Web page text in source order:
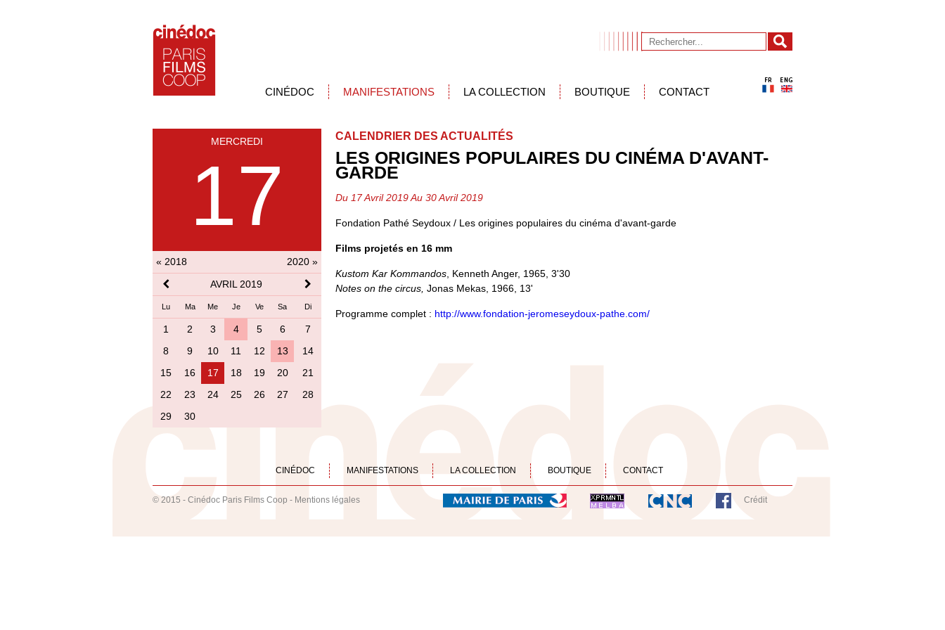
CINÉDOC MANIFESTATIONS LA COLLECTION BOUTIQUE CONTACT
MERCREDI
17
« 2018
2020 »
AVRIL 2019
Lu Ma Me Je Ve Sa Di
1 2 3 4 5 6
7
8
9 10 11 12 13
14
15
16 17 18 19 20
21
22
23 24 25 26 27
28
29
30
CALENDRIER DES ACTUALITÉS
LES ORIGINES POPULAIRES DU CINÉMA D'AVANT-
GARDE
Du 17 Avril 2019 Au 30 Avril 2019
Fondation Pathé Seydoux / Les origines populaires du cinéma d'avant-garde
Films projetés en 16 mm
Kustom Kar Kommandos , Kenneth Anger, 1965, 3'30
Notes on the circus, Jonas Mekas, 1966, 13'
Programme complet : http://www.fondation-jeromeseydoux-pathe.com/
CINÉDOC MANIFESTATIONS LA COLLECTION BOUTIQUE CONTACT
© 2015 - Cinédoc Paris Films Coop - Mentions légales Crédit